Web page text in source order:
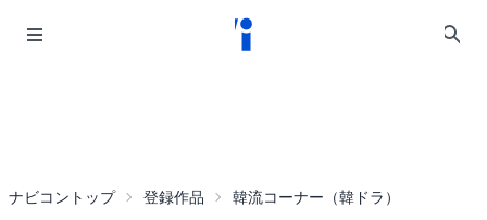
ナビコントップ 登録作品 韓流コーナー（韓ドラ）